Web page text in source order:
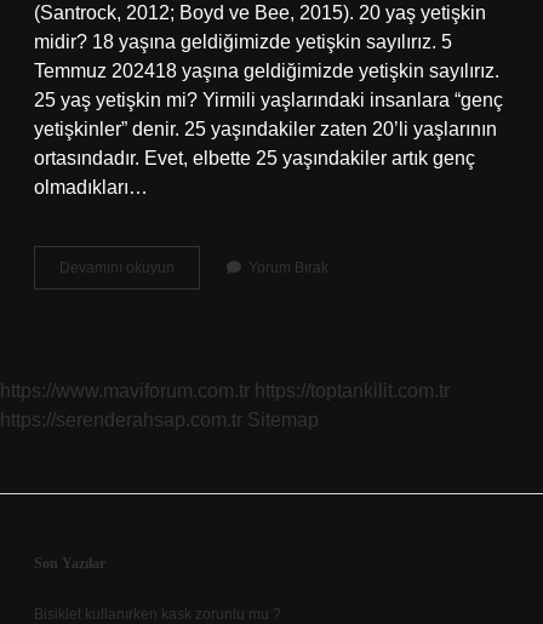
(Santrock, 2012; Boyd ve Bee, 2015). 20 yaş yetişkin
midir? 18 yaşına geldiğimizde yetişkin sayılırız. 5
Temmuz 202418 yaşına geldiğimizde yetişkin sayılırız.
25 yaş yetişkin mi? Yirmili yaşlarındaki insanlara “genç
yetişkinler” denir. 25 yaşındakiler zaten 20’li yaşlarının
ortasındadır. Evet, elbette 25 yaşındakiler artık genç
olmadıkları…
Devamını okuyun
Yaş
Yorum Bırak
https://www.maviforum.com.tr https://toptankilit.com.tr
https://serenderahsap.com.tr Sitemap
Sidebar
Son Yazılar
Bisiklet kullanırken kask zorunlu mu ?